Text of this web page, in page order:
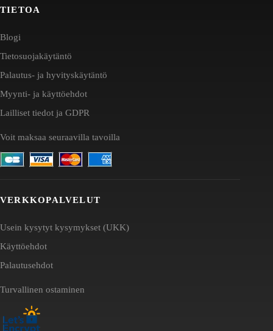
TIETOA
Blogi
Tietosuojakäytäntö
Palautus- ja hyvityskäytäntö
Myynti- ja käyttöehdot
Lailliset tiedot ja GDPR
Voit maksaa seuraavilla tavoilla
VERKKOPALVELUT
Usein kysytyt kysymykset (UKK)
Käyttöehdot
Palautusehdot
Turvallinen ostaminen